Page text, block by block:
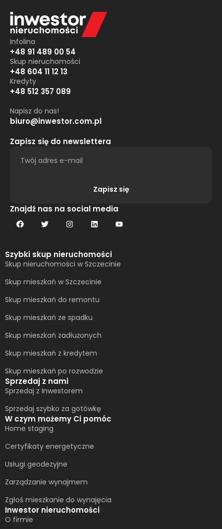
Infolina
+48 91 489 00 54
Skup nieruchomości
+48 604 11 12 13
Kredyty
+48 512 357 089
Napisz do nas!
biuro@inwestor.com.pl
Zapisz się do newslettera
Zapisz się
Alternative:
Znajdź nas na social media
Szybki skup nieruchomości
Skup nieruchomości w Szczecinie
Skup mieszkań w Szczecinie
Skup mieszkań do remontu
Skup mieszkań ze spadku
Skup mieszkań zadłużonych
Skup mieszkań z kredytem
Skup mieszkań po rozwodzie
Sprzedaj z nami
Sprzedaj z Inwestorem
Sprzedaj szybko za gotówkę
W czym możemy Ci pomóc
Home staging
Certyfikaty energetyczne
Usługi geodezyjne
Zarządzanie wynajmem
Zgłoś mieszkanie do wynajęcia
Inwestor nieruchomości
O firmie